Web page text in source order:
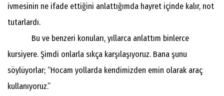
ivmesinin ne ifade ettiğini anlattığımda hayret içinde kalır, not
tutarlardı.
Bu ve benzeri konuları, yıllarca anlattım binlerce
kursiyere. Şimdi onlarla sıkça karşılaşıyoruz. Bana şunu
söylüyorlar; “Hocam yollarda kendimizden emin olarak araç
kullanıyoruz.”